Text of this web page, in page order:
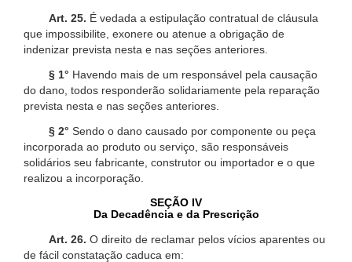
Art. 25. É vedada a estipulação contratual de cláusula
que impossibilite, exonere ou atenue a obrigação de
indenizar prevista nesta e nas seções anteriores.
§ 1° Havendo mais de um responsável pela causação
do dano, todos responderão solidariamente pela reparação
prevista nesta e nas seções anteriores.
§ 2° Sendo o dano causado por componente ou peça
incorporada ao produto ou serviço, são responsáveis
solidários seu fabricante, construtor ou importador e o que
realizou a incorporação.
SEÇÃO IV
Da Decadência e da Prescrição
Art. 26. O direito de reclamar pelos vícios aparentes ou
de fácil constatação caduca em: